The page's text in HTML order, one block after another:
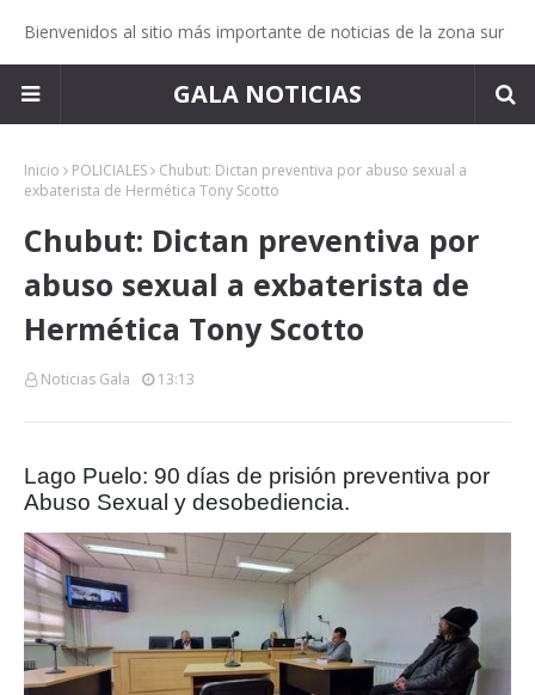
Bienvenidos al sitio más importante de noticias de la zona sur
GALA NOTICIAS
Inicio POLICIALES
Chubut: Dictan preventiva por abuso sexual a
exbaterista de Hermética Tony Scotto
Chubut: Dictan preventiva por
abuso sexual a exbaterista de
Hermética Tony Scotto
Noticias Gala 13:13
Lago Puelo: 90 días de prisión preventiva por
Abuso Sexual y desobediencia.